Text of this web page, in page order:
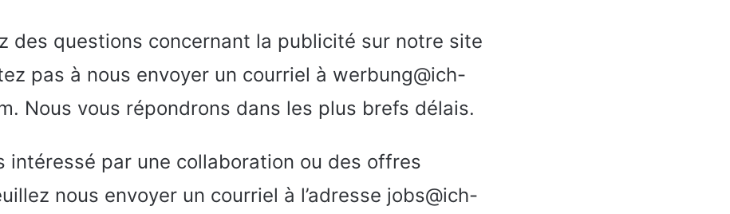
des questions concernant la publicité sur notre site
pas à nous envoyer un courriel à werbung@ich-
Nous vous répondrons dans les plus brefs délais.
intéressé par une collaboration ou des offres
nous envoyer un courriel à l’adresse jobs@ich-